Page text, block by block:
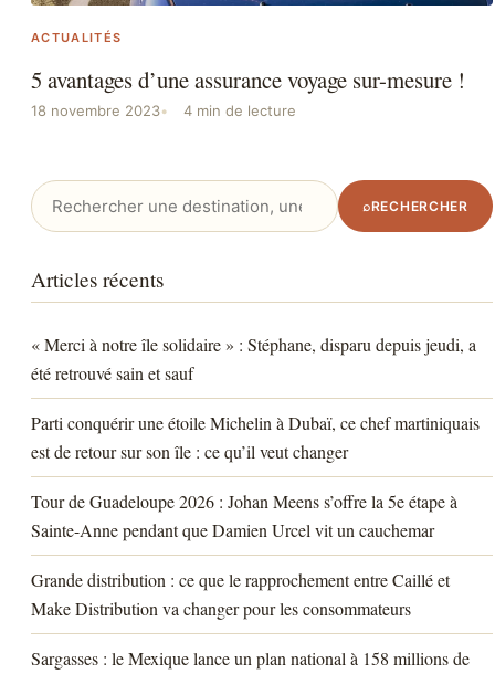
ACTUALITÉS
5 avantages d’une assurance voyage sur-mesure !
18 novembre 2023 4 min de lecture
Rechercher
:
⌕RECHERCHER
Articles récents
« Merci à notre île solidaire » : Stéphane, disparu depuis jeudi, a
été retrouvé sain et sauf
Parti conquérir une étoile Michelin à Dubaï, ce chef martiniquais
est de retour sur son île : ce qu’il veut changer
Tour de Guadeloupe 2026 : Johan Meens s’offre la 5e étape à
Sainte-Anne pendant que Damien Urcel vit un cauchemar
Grande distribution : ce que le rapprochement entre Caillé et
Make Distribution va changer pour les consommateurs
Sargasses : le Mexique lance un plan national à 158 millions de